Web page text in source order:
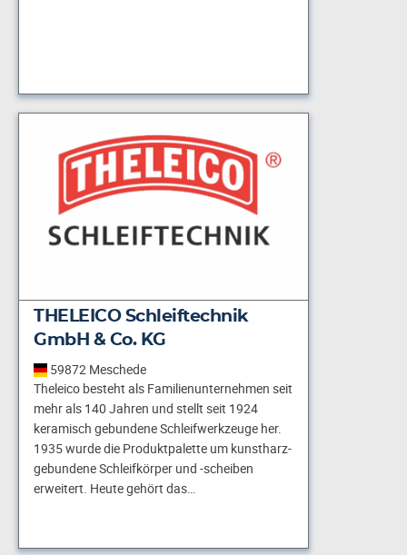
THELEICO Schleiftechnik
GmbH & Co. KG
59872 Meschede
Theleico besteht als Familienunternehmen seit
mehr als 140 Jahren und stellt seit 1924
keramisch gebundene Schleif­werkzeuge her.
1935 wurde die Produktpalette um kunstharz­
gebundene Schleifkörper und -scheiben
erweitert. Heute gehört das…